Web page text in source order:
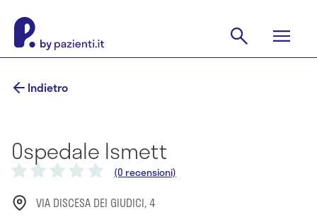
Indietro
Ospedale Ismett
(0 recensioni)
VIA DISCESA DEI GIUDICI, 4